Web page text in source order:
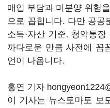
매입 부담과 미분양 위험
으로 꼽힙니다. 다만 공공
소득·자산 기준, 청약통
까다로운 만큼 사전에 꼼
언이 나옵니다.
홍연 기자
이 기사는 뉴스토마토 보